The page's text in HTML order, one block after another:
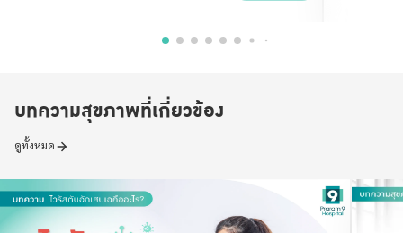
บทความสุขภาพที่เกี่ยวข้อง
ดูทั้งหมด